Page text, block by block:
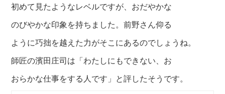
初めて見たようなレベルですが、おだやかな
のびやかな印象を持ちました。前野さん仰る
ように巧拙を越えた力がそこにあるのでしょうね。
師匠の濱田庄司は「わたしにもできない、お
おらかな仕事をする人です」 と評したそうです。